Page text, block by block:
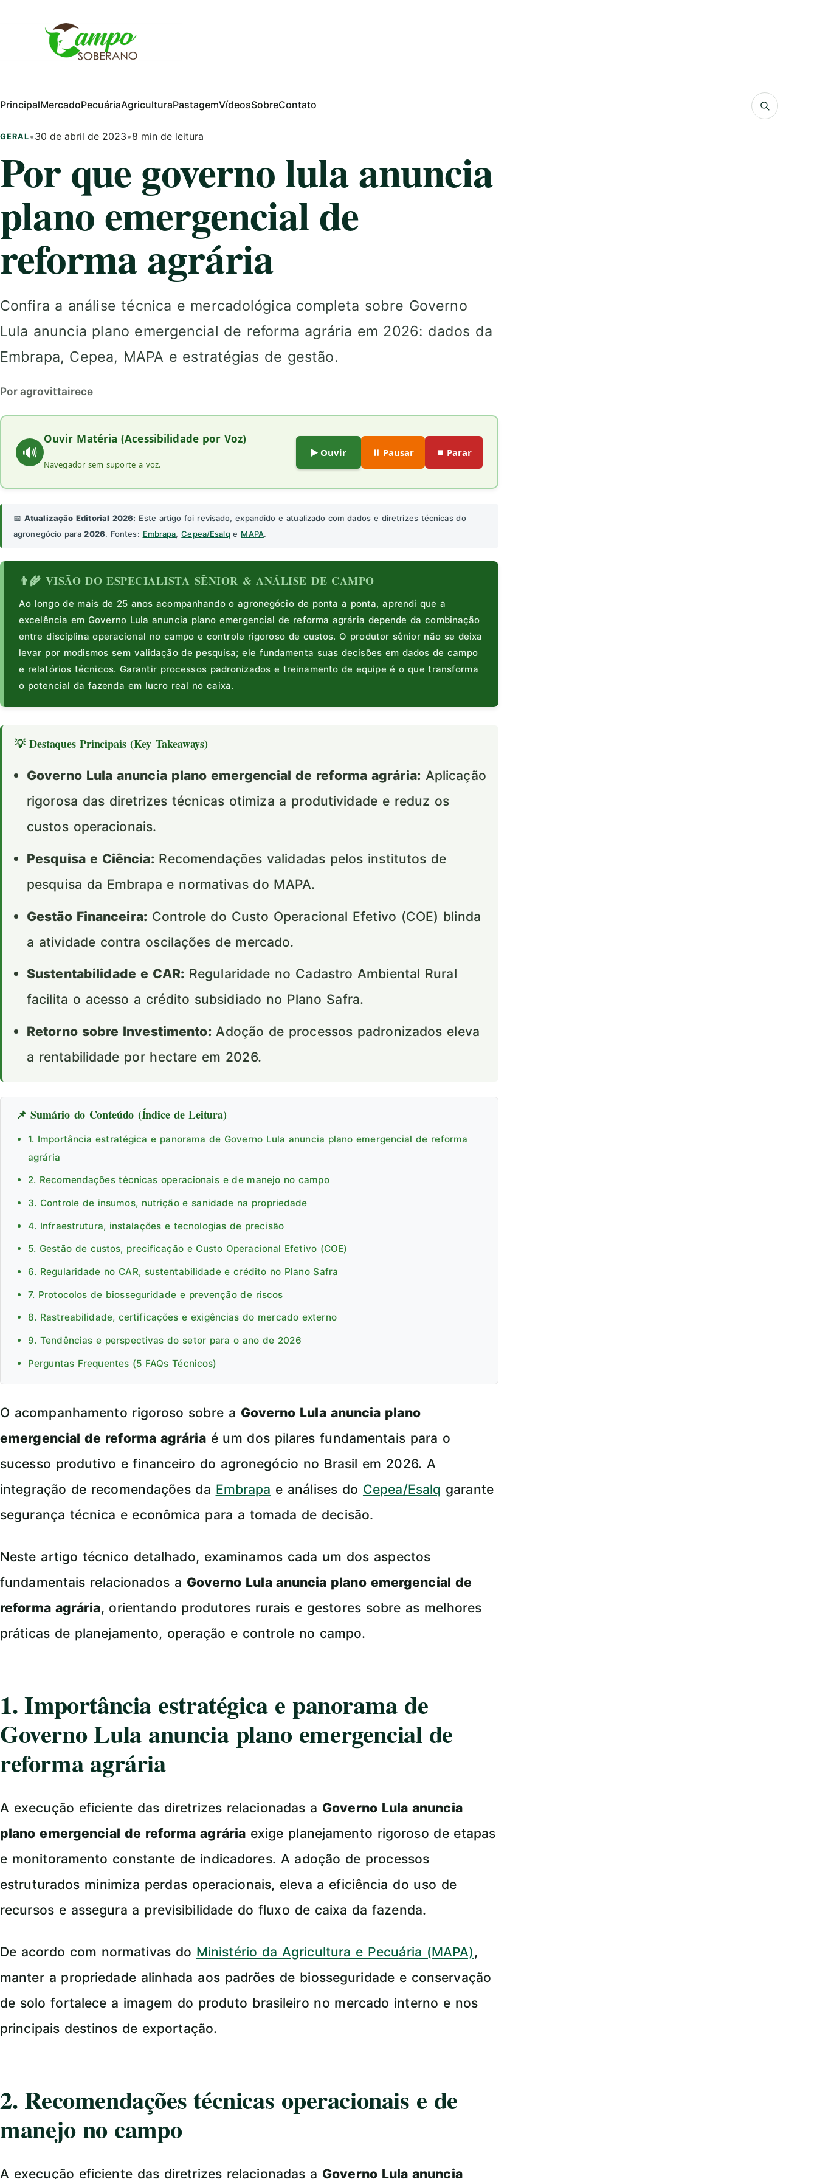
PrincipalMercadoPecuáriaAgriculturaPastagemVídeosSobreContato
GERAL •30 de abril de 2023•8 min de leitura
Por que governo lula anuncia
plano emergencial de
reforma agrária
Confira a análise técnica e mercadológica completa sobre Governo
Lula anuncia plano emergencial de reforma agrária em 2026: dados da
Embrapa, Cepea, MAPA e estratégias de gestão.
Por agrovittairece
🔊
Ouvir Matéria (Acessibilidade por Voz)
Navegador sem suporte a voz.
▶️ Ouvir ⏸️ Pausar ⏹️ Parar
📅 Atualização Editorial 2026: Este artigo foi revisado, expandido e atualizado com dados e diretrizes técnicas do
agronegócio para2026. Fontes: Embrapa,Cepea/Esalq e MAPA.
👨‍🌾 VISÃO DO ESPECIALISTA SÊNIOR & ANÁLISE DE CAMPO
Ao longo de mais de 25 anos acompanhando o agronegócio de ponta a ponta, aprendi que a
excelência em Governo Lula anuncia plano emergencial de reforma agrária depende da combinação
entre disciplina operacional no campo e controle rigoroso de custos. O produtor sênior não se deixa
levar por modismos sem validação de pesquisa; ele fundamenta suas decisões em dados de campo
e relatórios técnicos. Garantir processos padronizados e treinamento de equipe é o que transforma
o potencial da fazenda em lucro real no caixa.
💡 Destaques Principais (Key Takeaways)
Governo Lula anuncia plano emergencial de reforma agrária:Aplicação
rigorosa das diretrizes técnicas otimiza a produtividade e reduz os
custos operacionais.
Pesquisa e Ciência:Recomendações validadas pelos institutos de
pesquisa da Embrapa e normativas do MAPA.
Gestão Financeira:Controle do Custo Operacional Efetivo (COE) blinda
a atividade contra oscilações de mercado.
Sustentabilidade e CAR: Regularidade no Cadastro Ambiental Rural
facilita o acesso a crédito subsidiado no Plano Safra.
Retorno sobre Investimento:Adoção de processos padronizados eleva
a rentabilidade por hectare em 2026.
📌 Sumário do Conteúdo (Índice de Leitura)
1. Importância estratégica e panorama de Governo Lula anuncia plano emergencial de reforma
agrária
2. Recomendações técnicas operacionais e de manejo no campo
3. Controle de insumos, nutrição e sanidade na propriedade
4. Infraestrutura, instalações e tecnologias de precisão
5. Gestão de custos, precificação e Custo Operacional Efetivo (COE)
6. Regularidade no CAR, sustentabilidade e crédito no Plano Safra
7. Protocolos de biosseguridade e prevenção de riscos
8. Rastreabilidade, certificações e exigências do mercado externo
9. Tendências e perspectivas do setor para o ano de 2026
Perguntas Frequentes (5 FAQs Técnicos)
O acompanhamento rigoroso sobre a Governo Lula anuncia plano
emergencial de reforma agráriaé um dos pilares fundamentais para o
sucesso produtivo e financeiro do agronegócio no Brasil em 2026. A
integração de recomendações da Embrapa e análises do Cepea/Esalq garante
segurança técnica e econômica para a tomada de decisão.
Neste artigo técnico detalhado, examinamos cada um dos aspectos
fundamentais relacionados a Governo Lula anuncia plano emergencial de
reforma agrária, orientando produtores rurais e gestores sobre as melhores
práticas de planejamento, operação e controle no campo.
1. Importância estratégica e panorama de
Governo Lula anuncia plano emergencial de
reforma agrária
A execução eficiente das diretrizes relacionadas a Governo Lula anuncia
plano emergencial de reforma agrária exige planejamento rigoroso de etapas
e monitoramento constante de indicadores. A adoção de processos
estruturados minimiza perdas operacionais, eleva a eficiência do uso de
recursos e assegura a previsibilidade do fluxo de caixa da fazenda.
De acordo com normativas do Ministério da Agricultura e Pecuária (MAPA),
manter a propriedade alinhada aos padrões de biosseguridade e conservação
de solo fortalece a imagem do produto brasileiro no mercado interno e nos
principais destinos de exportação.
2. Recomendações técnicas operacionais e de
manejo no campo
A execução eficiente das diretrizes relacionadas a Governo Lula anuncia